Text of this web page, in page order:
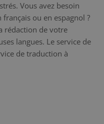
Vous avez besoin
ou en espagnol ?
rédaction de votre
langues. Le service de
de traduction à